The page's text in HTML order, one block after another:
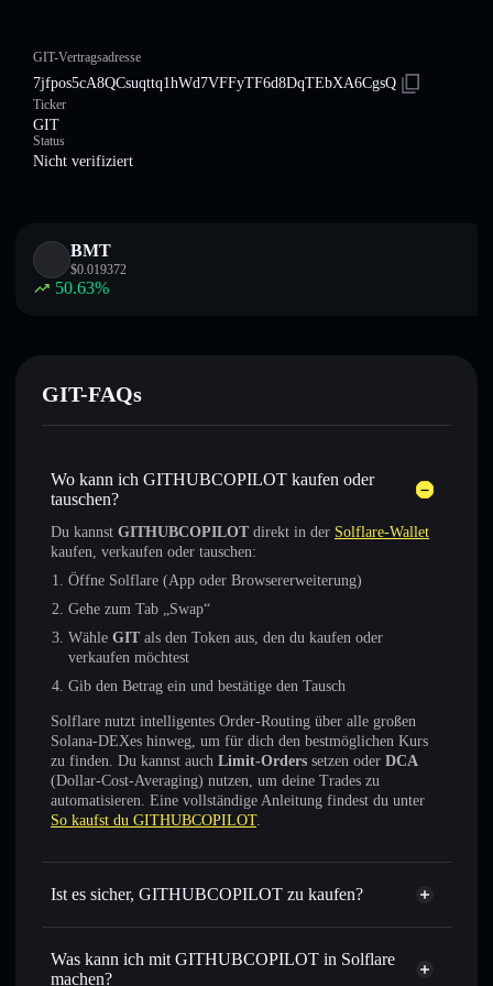
GIT-Vertragsadresse
7jfpos5cA8QCsuqttq1hWd7VFFyTF6d8DqTEbXA6CgsQ
Ticker
GIT
Status
Nicht verifiziert
BMT
$0.019372
50.63%
GIT-FAQs
Wo kann ich GITHUBCOPILOT kaufen oder
tauschen?
Du kannst GITHUBCOPILOT direkt in der Solflare-Wallet
kaufen, verkaufen oder tauschen:
Öffne Solflare (App oder Browsererweiterung)
Gehe zum Tab „Swap“
Wähle GIT als den Token aus, den du kaufen oder
verkaufen möchtest
Gib den Betrag ein und bestätige den Tausch
Solflare nutzt intelligentes Order-Routing über alle großen
Solana-DEXes hinweg, um für dich den bestmöglichen Kurs
zu finden. Du kannst auch Limit-Orders setzen oder DCA
(Dollar-Cost-Averaging) nutzen, um deine Trades zu
automatisieren. Eine vollständige Anleitung findest du unter
So kaufst du GITHUBCOPILOT.
Ist es sicher, GITHUBCOPILOT zu kaufen?
GITHUBCOPILOT
nicht
Was kann ich mit GITHUBCOPILOT in Solflare
machen?